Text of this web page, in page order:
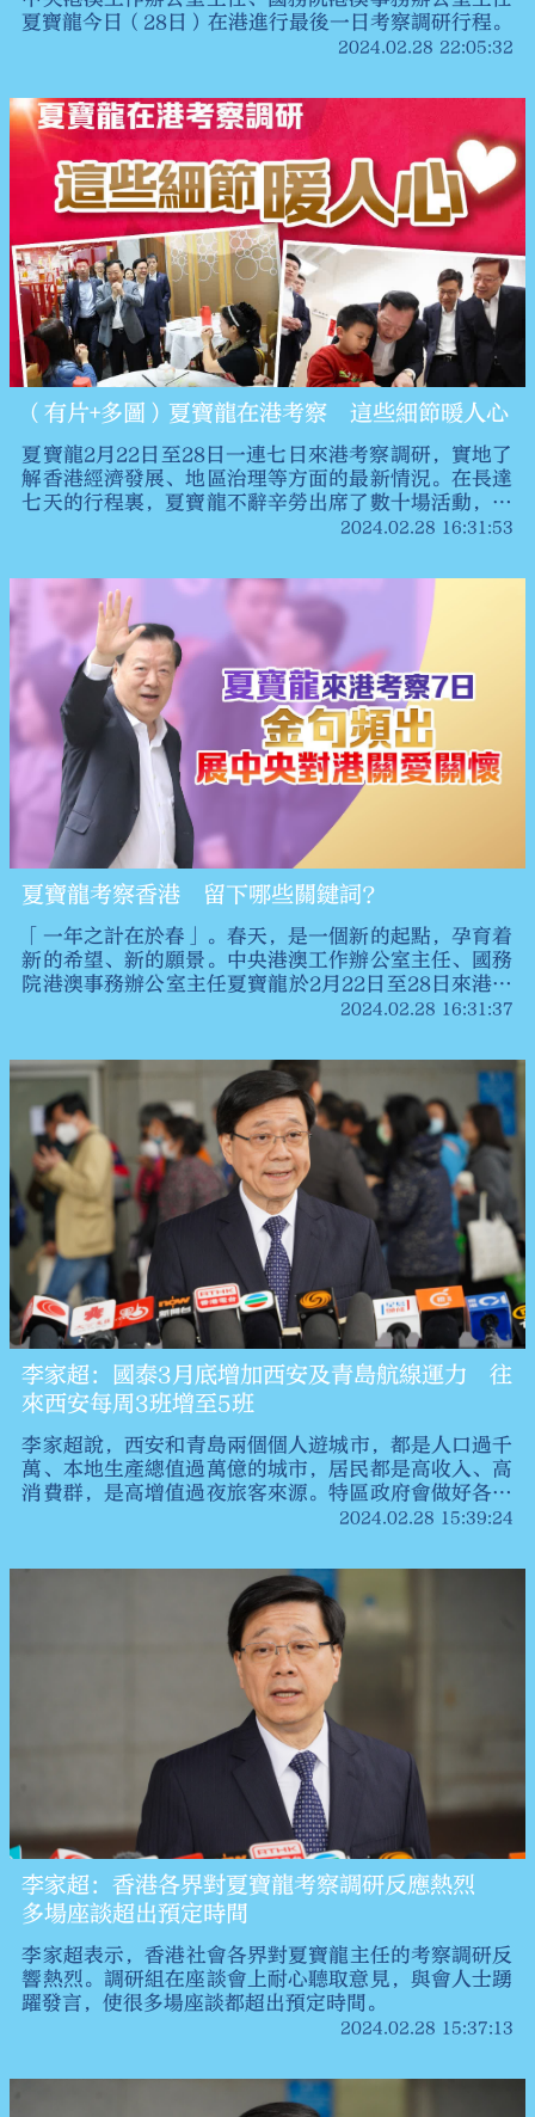
夏寶龍今日（28日）在港進行最後一日考察調研行程。
2024.02.28 22:05:32
（有片+多圖）夏寶龍在港考察 這些細節暖人心
夏寶龍2月22日至28日一連七日來港考察調研，實地了
解香港經濟發展、地區治理等方面的最新情況。在長達
七天的行程裏，夏寶龍不辭辛勞出席了數十場活動，深
入社區探訪、廣泛接觸各界、細心聆聽民意、激勵團結
寶龍主任考察香港期間的暖心細節，敬請關注。
2024.02.28 16:31:53
夏寶龍考察香港 留下哪些關鍵詞？
「一年之計在於春」。春天，是一個新的起點，孕育着
新的希望、新的願景。中央港澳工作辦公室主任、國務
院港澳事務辦公室主任夏寶龍於2月22日至28日來港考
察調研。夏寶龍指出，此次來香港考察調研，是貫徹落
要講話精神，實地了解香港經濟發展、地區治理等情
況，與特區政府和社會各界共同謀劃香港新階段新發
展，以更好維護香港長期繁榮穩定，推動「一國兩制」
行穩致遠。
2024.02.28 16:31:37
李家超：國泰3月底增加西安及青島航線運力 往
來西安每周3班增至5班
李家超說，⁠西安和青島兩個個人遊城市，都是人口過千
萬、本地生產總值過萬億的城市，居民都是高收入、高
消費群，是高增值過夜旅客來源。特區政府會做好各方
面配套，歡迎西安和青島的旅客來港。政府已接觸了同
起，增加往來西安以及青島兩條航線的航班運力。
2024.02.28 15:39:24
李家超：香港各界對夏寶龍考察調研反應熱烈
多場座談超出預定時間
李家超表示，⁠香港社會各界對夏寶龍主任的考察調研反
響熱烈。調研組在座談會上耐心聽取意見，與會人士踴
躍發言，使很多場座談都超出預定時間。
2024.02.28 15:37:13